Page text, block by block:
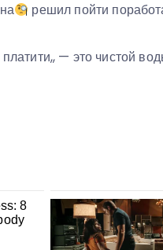
решил пойти
— это чистой